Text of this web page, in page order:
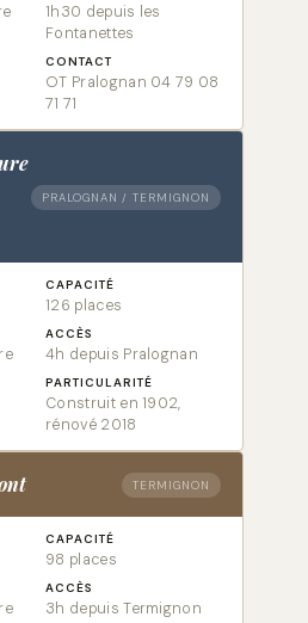
1h30 depuis les
Fontanettes
CONTACT
OT Pralognan 04 79 08
71 71
PRALOGNAN / TERMIGNON
CAPACITÉ
126 places
ACCÈS
4h depuis Pralognan
PARTICULARITÉ
Construit en 1902,
rénové 2018
TERMIGNON
CAPACITÉ
98 places
ACCÈS
3h depuis Termignon